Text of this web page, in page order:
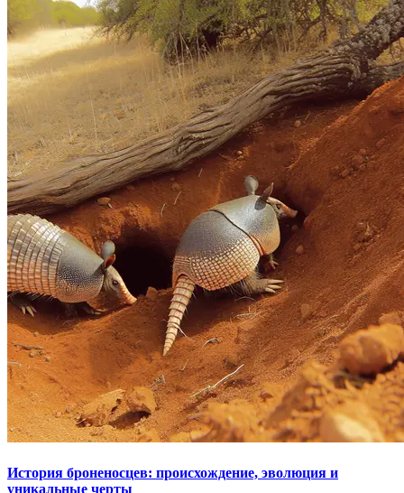
История броненосцев: происхождение, эволюция и
уникальные черты